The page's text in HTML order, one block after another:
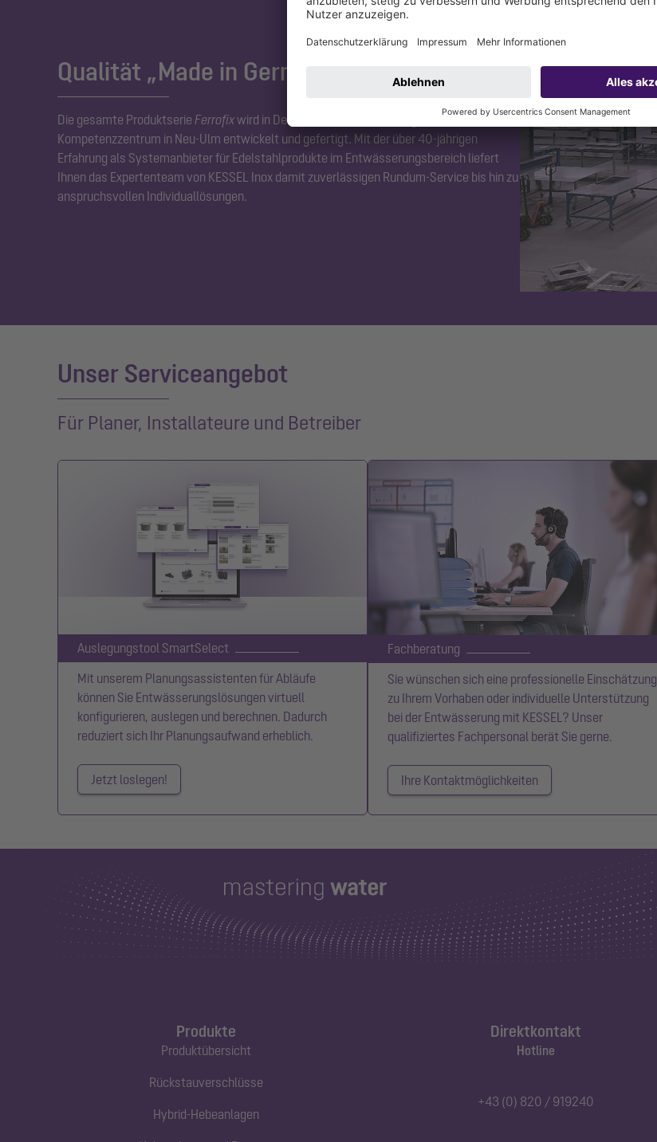
Qualität „Made in Germany“
Die gesamte Produktserie Ferrofixwird in Deutschland in unserem eigenen
Kompetenzzentrum in Neu-Ulm entwickelt und gefertigt. Mit der über 40-jährigen
Erfahrung als Systemanbieter für Edelstahlprodukte im Entwässerungsbereich liefert
Ihnen das Expertenteam von KESSEL Inox damit zuverlässigen Rundum-Service bis hin zu
anspruchsvollen Individuallösungen.
Unser Serviceangebot
Für Planer, Installateure und Betreiber
Auslegungstool SmartSelect
Mit unserem Planungsassistenten für Abläufe
können Sie Entwässerungslösungen virtuell
konfigurieren, auslegen und berechnen. Dadurch
reduziert sich Ihr Planungsaufwand erheblich.
Jetzt loslegen!
Fachberatung
Sie wünschen sich eine professionelle Einschätzung
zu Ihrem Vorhaben oder individuelle Unterstützung
bei der Entwässerung mit KESSEL? Unser
qualifiziertes Fachpersonal berät Sie gerne.
Ihre Kontaktmöglichkeiten
Produkte
Produktübersicht
Rückstauverschlüsse
Hybrid-Hebeanlagen
Direktkontakt
Hotline
+43 (0) 820 / 919240